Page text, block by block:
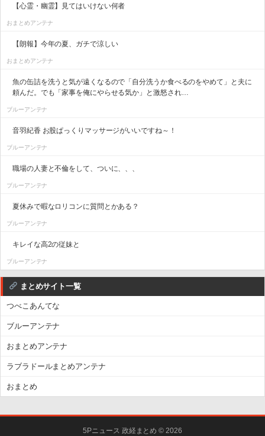
【心霊・幽霊】見てはいけない何者
おまとめアンテナ
【朗報】今年の夏、ガチで涼しい
おまとめアンテナ
魚の缶詰を洗うと気が遠くなるので「自分洗うか食べるのをやめて」と夫に
頼んだ。でも「家事を俺にやらせる気か」と激怒され…
ブルーアンテナ
音羽紀香 お股ぱっくりマッサージがいいですね～！
ブルーアンテナ
職場の人妻と不倫をして、ついに、、、
ブルーアンテナ
夏休みで暇なロリコンに質問とかある？
ブルーアンテナ
キレイな高2の従妹と
ブルーアンテナ
まとめサイト一覧
つべこあんてな
ブルーアンテナ
おまとめアンテナ
ラブラドールまとめアンテナ
おまとめ
5Pニュース 政経まとめ © 2026